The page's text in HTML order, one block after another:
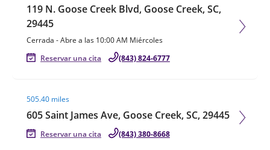
119 N. Goose Creek Blvd, Goose Creek, SC,
29445
Cerrada -Abre a las 10:00 AM Miércoles
Reservar una cita
(843) 824-6777
505.40 miles
605 Saint James Ave, Goose Creek, SC, 29445
Reservar una cita (843) 380-8668